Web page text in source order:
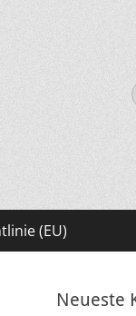
(EU)
Neueste